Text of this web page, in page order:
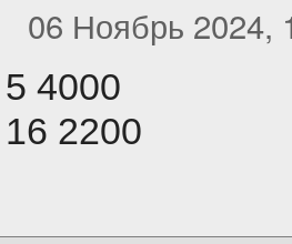
06 Ноябрь 2024,
5 4000
16 2200